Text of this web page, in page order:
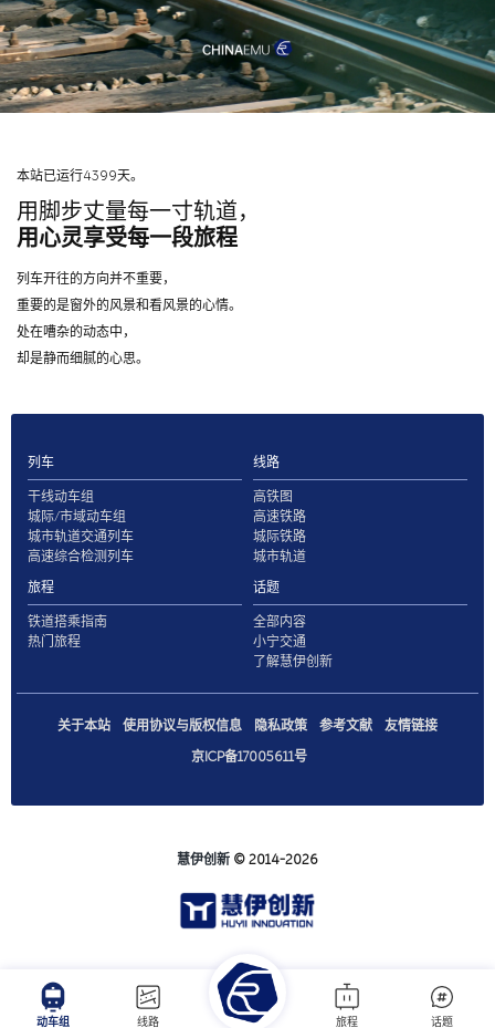
动车组 线路 旅程 话题
本站已运行4399天。
用脚步丈量每一寸轨道，
用心灵享受每一段旅程
列车开往的方向并不重要，
重要的是窗外的风景和看风景的心情。
处在嘈杂的动态中，
却是静而细腻的心思。
列车
干线动车组
城际/市域动车组
城市轨道交通列车
高速综合检测列车
线路
高铁图
高速铁路
城际铁路
城市轨道
旅程
铁道搭乘指南
热门旅程
话题
全部内容
小宁交通
了解慧伊创新
关于本站 使用协议与版权信息 隐私政策 参考文献
友情链接
京ICP备17005611号
慧伊创新 © 2014-2026